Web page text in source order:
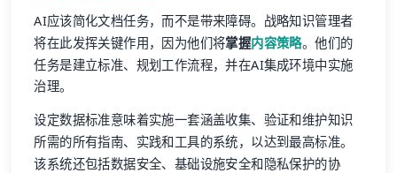
AI应该简化文档任务，而不是带来障碍。战略知识管理者
将在此发挥关键作用，因为他们将掌握内容策略。他们的
任务是建立标准、规划工作流程，并在AI集成环境中实施
治理。
设定数据标准意味着实施一套涵盖收集、验证和维护知识
所需的所有指南、实践和工具的系统，以达到最高标准。
该系统还包括数据安全、基础设施安全和隐私保护的协